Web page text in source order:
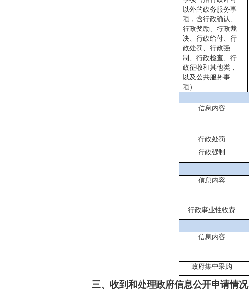
以外的政务服务事
项，含行政确认、
行政奖励、行政裁
决、行政给付、行
政处罚、行政强
制、行政检查、行
政征收和其他类，
以及公共服务事
项）
信息内容
行政处罚
行政强制
信息内容
行政事业性收费
信息内容
政府集中采购
三、收到和处理政府信息公开申请情况